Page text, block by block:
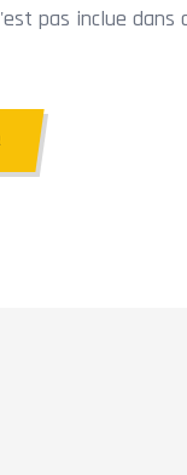
pas inclue